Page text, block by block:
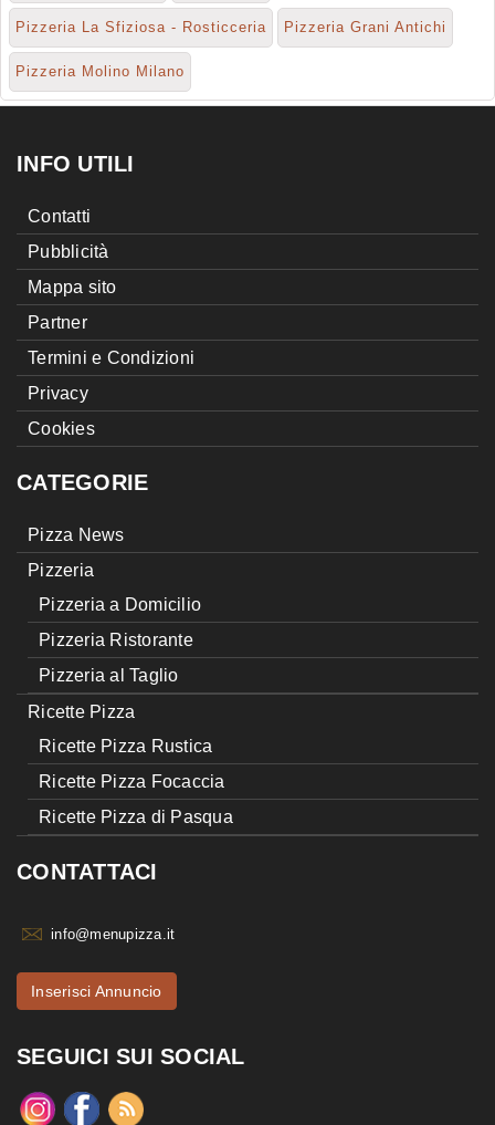
Pizzeria La Sfiziosa - Rosticceria Pizzeria Grani Antichi
Pizzeria Molino Milano
INFO UTILI
Contatti
Pubblicità
Mappa sito
Partner
Termini e Condizioni
Privacy
Cookies
CATEGORIE
Pizza News
Pizzeria
Pizzeria a Domicilio
Pizzeria Ristorante
Pizzeria al Taglio
Ricette Pizza
Ricette Pizza Rustica
Ricette Pizza Focaccia
Ricette Pizza di Pasqua
CONTATTACI
info@menupizza.it
Inserisci Annuncio
SEGUICI SUI SOCIAL